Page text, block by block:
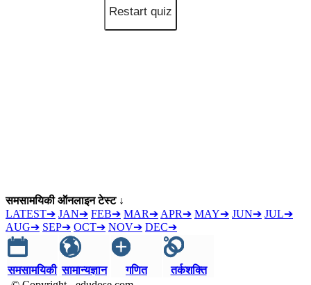
Restart quiz
समसामयिकी ऑनलाइन टेस्ट ↓
LATEST➔ JAN➔ FEB➔ MAR➔ APR➔ MAY➔ JUN➔ JUL➔
AUG➔ SEP➔ OCT➔ NOV➔ DEC➔
समसामयिकी सामान्यज्ञान गणित
तर्कशक्ति